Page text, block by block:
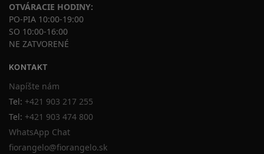
OTVÁRACIE HODINY:
PO-PIA 10:00-19:00
SO 10:00-16:00
NE ZATVORENÉ
KONTAKT
Napíšte nám
Tel: +421 903 217 255
Tel: +421 903 474 800
WhatsApp Chat
fiorangelo@fiorangelo.sk